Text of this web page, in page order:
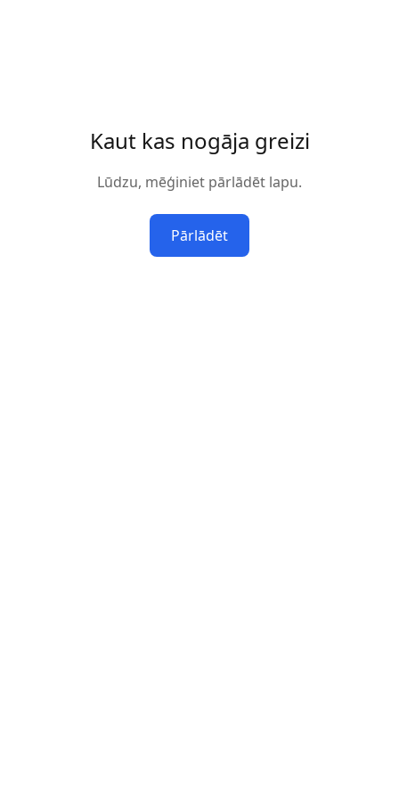
Kaut kas nogāja greizi
Lūdzu, mēģiniet pārlādēt lapu.
Pārlādēt